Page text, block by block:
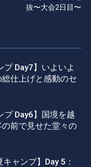
抜〜大会2日目〜
プ Day7】いよいよ
仕上げと感動のセ
プ Day6】国境を越
前で見せた堂々の
キャンプ】Day 5：